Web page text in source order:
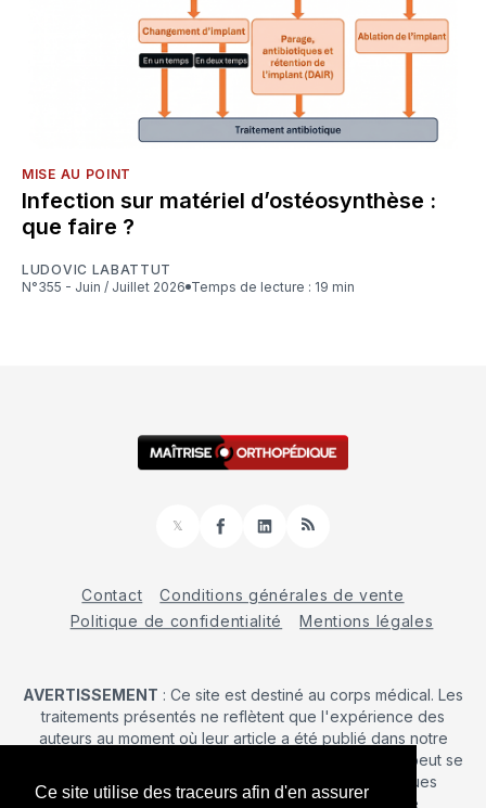
Ce site utilise des traceurs afin d'en assurer
MISE AU POINT
Infection sur matériel d’ostéosynthèse :
que faire ?
LUDOVIC LABATTUT
N°355 - Juin / Juillet 2026
Temps de lecture : 19 min
𝕏
FacebookLinkedInRSS
Contact
Conditions générales de vente
Politique de confidentialité
Mentions légales
AVERTISSEMENT : Ce site est destiné au corps médical. Les
traitements présentés ne reflètent que l'expérience des
auteurs au moment où leur article a été publié dans notre
journal. La décision d’une intervention chirurgicale ne peut se
prendre qu'après un examen clinique. Les techniques
publiées ici ne sauraient justifier une quelconque